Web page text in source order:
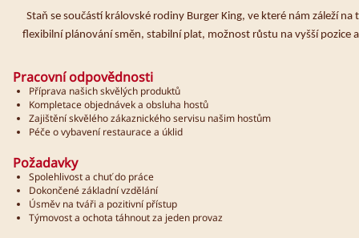
Staň se součástí královské rodiny Burger King, ve které nám záleží
flexibilní plánování směn, stabilní plat, možnost růstu na vyšší pozice
Pracovní odpovědnosti
Příprava našich skvělých produktů
Kompletace objednávek a obsluha hostů
Zajištění skvělého zákaznického servisu našim hostům
Péče o vybavení restaurace a úklid
Požadavky
Spolehlivost a chuť do práce
Dokončené základní vzdělání
Úsměv na tváři a pozitivní přístup
Týmovost a ochota táhnout za jeden provaz